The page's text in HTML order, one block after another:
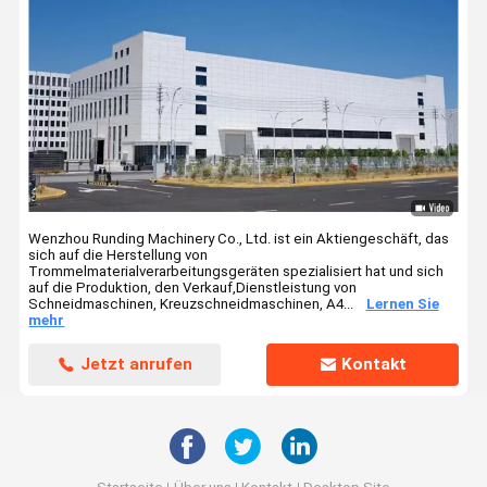
Wenzhou Runding Machinery Co., Ltd. ist ein Aktiengeschäft, das
sich auf die Herstellung von
Trommelmaterialverarbeitungsgeräten spezialisiert hat und sich
auf die Produktion, den Verkauf,Dienstleistung von
Schneidmaschinen, Kreuzschneidmaschinen, A4...
Lernen Sie
mehr
Jetzt anrufen Kontakt